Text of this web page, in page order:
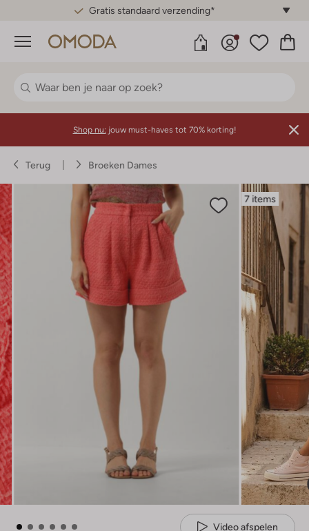
Gratis standaard verzending*
Menu
Shop nu: jouw must-haves tot 70% korting!
Terug Broeken Dames
7 items
Video afspelen